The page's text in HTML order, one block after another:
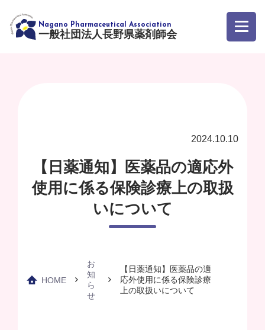
一般社団法人長野県薬剤師会
2024.10.10
【日薬通知】医薬品の適応外
使用に係る保険診療上の取扱
いについて
HOME
お
知
ら
せ
【日薬通知】医薬品の適
応外使用に係る保険診療
上の取扱いについて